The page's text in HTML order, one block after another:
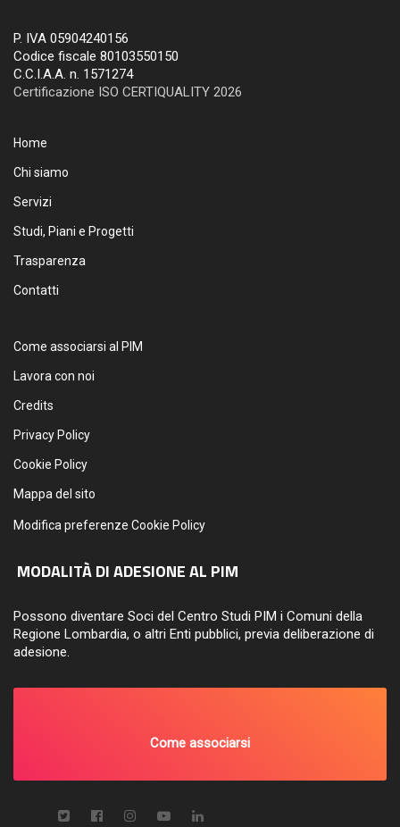
P. IVA 05904240156
Codice fiscale 80103550150
C.C.I.A.A. n. 1571274
Certificazione ISO CERTIQUALITY 2026
Home
Chi siamo
Servizi
Studi, Piani e Progetti
Trasparenza
Contatti
Come associarsi al PIM
Lavora con noi
Credits
Privacy Policy
Cookie Policy
Mappa del sito
Modifica preferenze Cookie Policy
MODALITÀ DI ADESIONE AL PIM
Possono diventare Soci del Centro Studi PIM i Comuni della
Regione Lombardia, o altri Enti pubblici, previa deliberazione di
adesione.
Come associarsi